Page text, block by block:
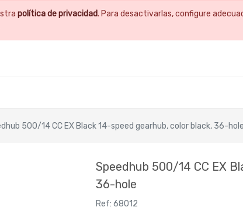
política de privacidad. Para desactivarlas, configure
500/14 CC EX Black 14-speed gearhub, color black, 36-hole
Speedhub 500/14 CC EX
36-hole
Ref: 68012